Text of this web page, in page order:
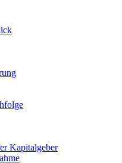
Kapitalgeber